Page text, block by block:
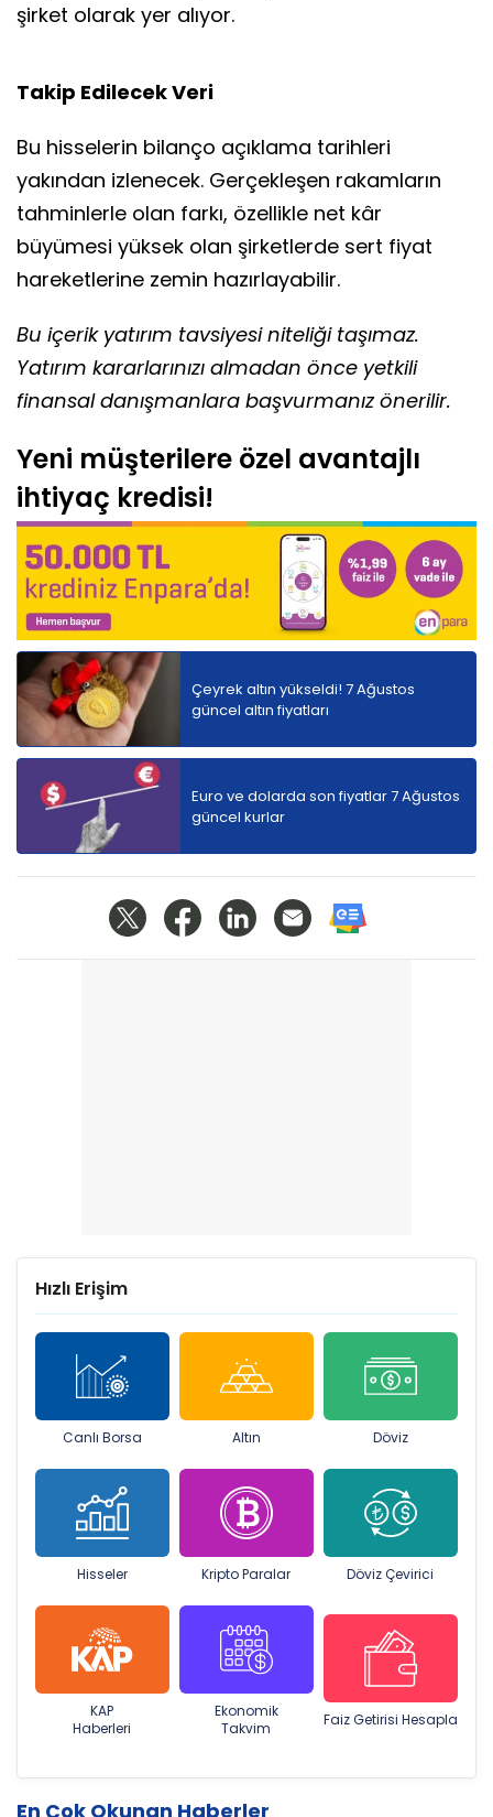
şirket olarak yer alıyor.
Takip Edilecek Veri
Bu hisselerin bilanço açıklama tarihleri
yakından izlenecek. Gerçekleşen rakamların
tahminlerle olan farkı, özellikle net kâr
büyümesi yüksek olan şirketlerde sert fiyat
hareketlerine zemin hazırlayabilir.
Bu içerik yatırım tavsiyesi niteliği taşımaz.
Yatırım kararlarınızı almadan önce yetkili
finansal danışmanlara başvurmanız önerilir.
Yeni müşterilere özel avantajlı
ihtiyaç kredisi!
Çeyrek altın yükseldi! 7 Ağustos
güncel altın fiyatları
Euro ve dolarda son fiyatlar 7 Ağustos
güncel kurlar
Hızlı Erişim
Canlı Borsa Altın Döviz
Hisseler Kripto Paralar Döviz Çevirici
KAP
Haberleri
Ekonomik
Takvim
Faiz Getirisi Hesapla
En Çok Okunan Haberler